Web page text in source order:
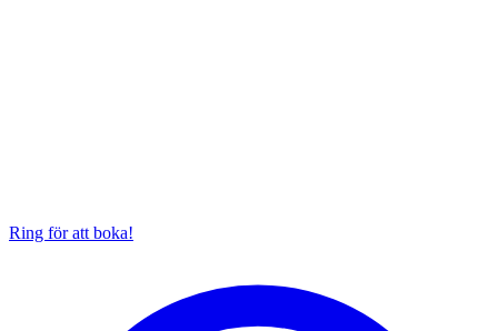
Ring för att boka!